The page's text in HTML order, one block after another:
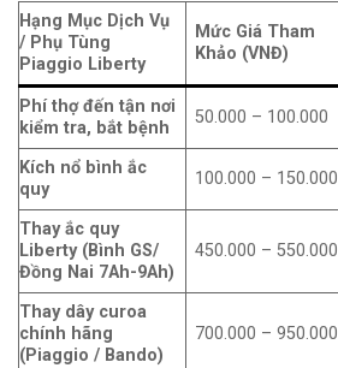
Hạng Mục Dịch Vụ
/ Phụ Tùng
Piaggio Liberty
Mức Giá Tham
Khảo (VNĐ)
Phí thợ đến tận nơi
kiểm tra, bắt bệnh
50.000 – 100.000
Kích nổ bình ắc
quy
100.000 – 150.000
Thay ắc quy
Liberty (Bình GS/
Đồng Nai 7Ah-9Ah)
450.000 – 550.000
Thay dây curoa
chính hãng
(Piaggio / Bando)
700.000 – 950.000